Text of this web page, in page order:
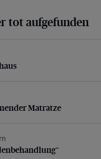
tot aufgefunden
Matratze
Matratze